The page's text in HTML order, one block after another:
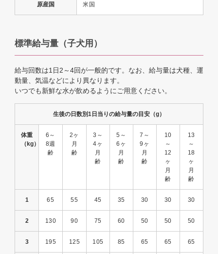
原産国 米国
標準給与量（子犬用）
給与回数は1日2～4回が一般的です。なお、給与量は犬種、運
動量、気温などにより異なります。
いつでも新鮮な水が飲めるようにご用意ください。
生後の日数別1日当りの給与量の目安（g）
体重
（kg）
6～
8週
齢
2ヶ
月
齢
3～
4ヶ
月
齢
5～
6ヶ
月
齢
7～
9ヶ
月
齢
10
～
12
ヶ
月
齢
13
～
18
ヶ
月
齢
1 65 55 45 35 30 30 30
2 130 90 75 60 50 50 50
3 195 125 105 85 65 65 65